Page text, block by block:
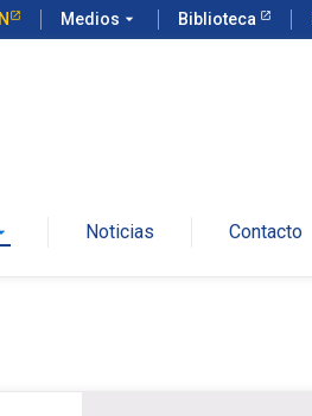
Medios arrow_drop_down Biblioteca
Noticias Contacto